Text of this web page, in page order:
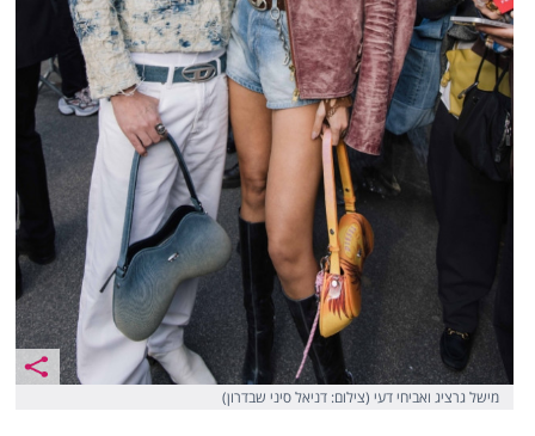
מישל גרציג ואביחי דעי (צילום: דניאל סיני שבדרון)